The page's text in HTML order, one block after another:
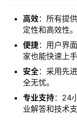
高效：所有提
定性和高效性。
便捷：用户界
家也能快速上手
安全：采用先
全无忧。
专业支持：24
业解答和技术支